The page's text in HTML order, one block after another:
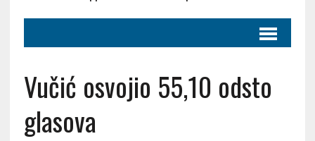
Vučić osvojio 55,10 odsto
glasova